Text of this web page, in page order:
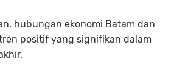
hubungan ekonomi Batam dan
positif yang signifikan dalam